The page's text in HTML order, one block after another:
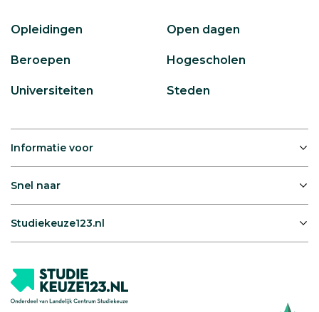
Opleidingen Open dagen
Beroepen Hogescholen
Universiteiten Steden
Informatie voor
Snel naar
Studiekeuze123.nl